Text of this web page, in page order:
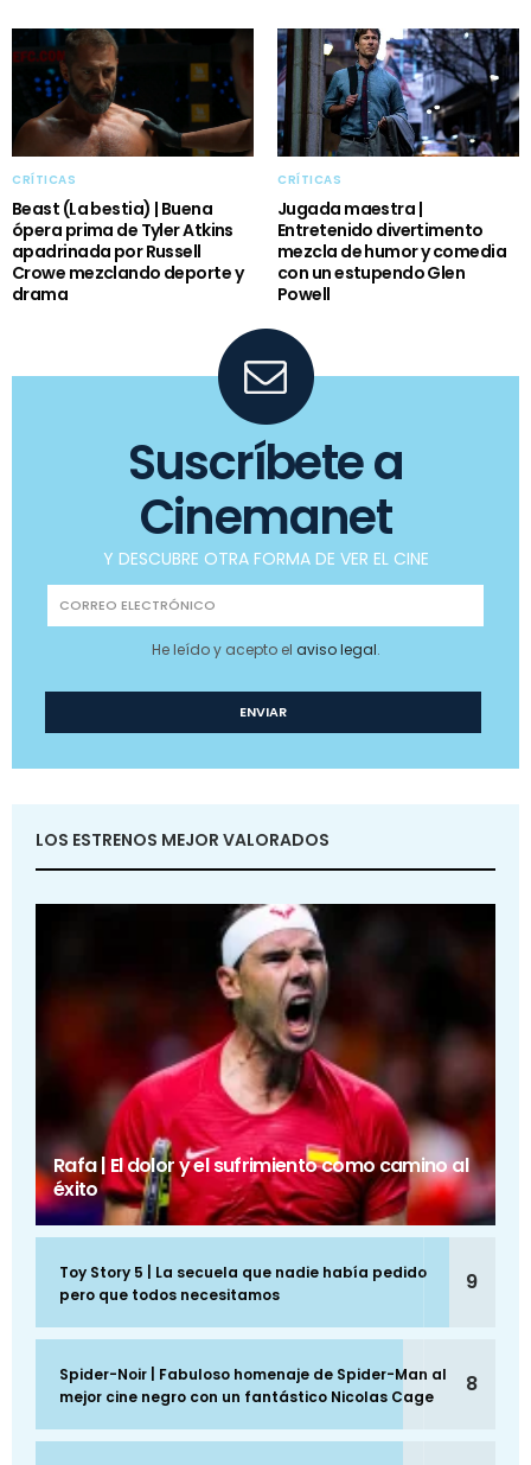
CRÍTICAS
Beast (La bestia) | Buena
ópera prima de Tyler Atkins
apadrinada por Russell
Crowe mezclando deporte y
drama
CRÍTICAS
Jugada maestra |
Entretenido divertimento
mezcla de humor y comedia
con un estupendo Glen
Powell
Suscríbete a
Cinemanet
Y DESCUBRE OTRA FORMA DE VER EL CINE
He leído y acepto el aviso legal.
LOS ESTRENOS MEJOR VALORADOS
Rafa | El dolor y el sufrimiento como camino al
éxito
Toy Story 5 | La secuela que nadie había pedido
pero que todos necesitamos
9
Spider-Noir | Fabuloso homenaje de Spider-Man al
mejor cine negro con un fantástico Nicolas Cage
8